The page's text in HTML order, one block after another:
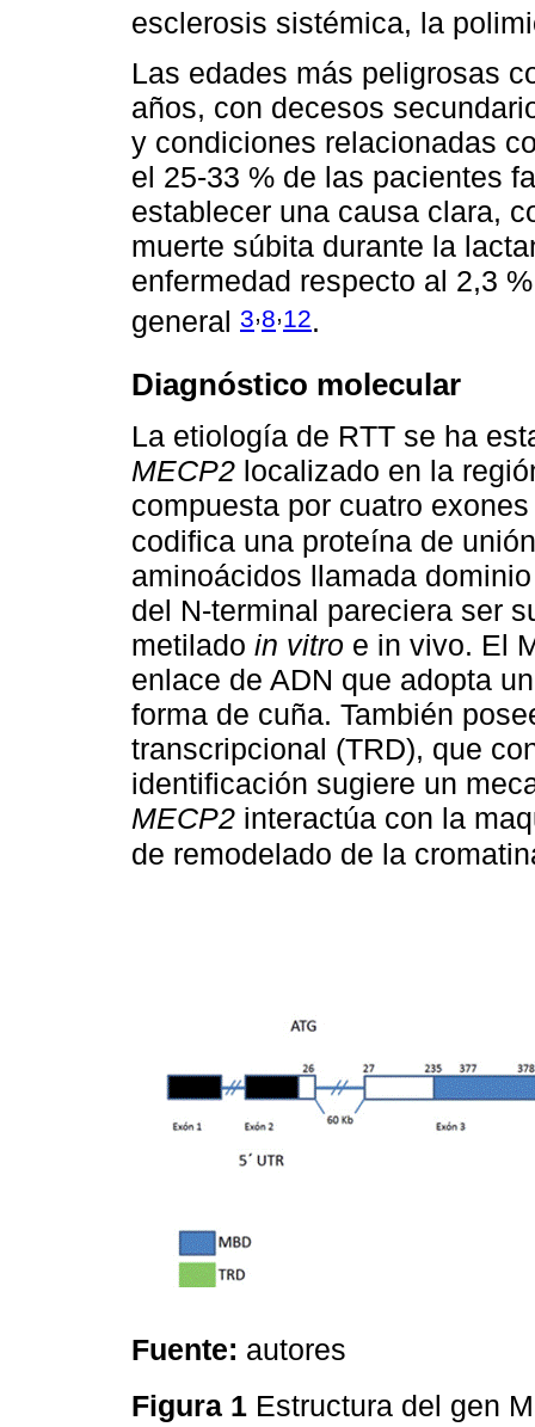
esclerosis sistémica, la
Las edades más peligrosas
años, con decesos
y condiciones relacionadas
el 25-33 % de las pacientes
establecer una causa clara,
muerte súbita durante la
enfermedad respecto al 2,3
general 3,8,12.
Diagnóstico molecular
La etiología de RTT se ha
MECP2 localizado en la
compuesta por cuatro
codifica una proteína de
aminoácidos llamada
del N-terminal pareciera ser
metilado in vitro e in vivo. El
enlace de ADN que adopta
forma de cuña. También
transcripcional (TRD), que
identificación sugiere un
MECP2 interactúa con la
de remodelado de la
Fuente: autores
Figura 1 Estructura del gen